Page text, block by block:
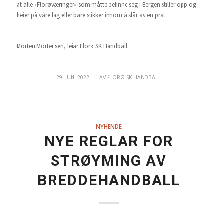
at alle «Florøværinger» som måtte befinne seg i Bergen stiller opp og
heier på våre lag eller bare stikker innom å slår av en prat.
Morten Mortensen, leiar Florø SK Handball
29. JUNI 2022
/ AV FLORØ SK HANDBALL
NYHENDE
NYE REGLAR FOR
STRØYMING AV
BREDDEHANDBALL